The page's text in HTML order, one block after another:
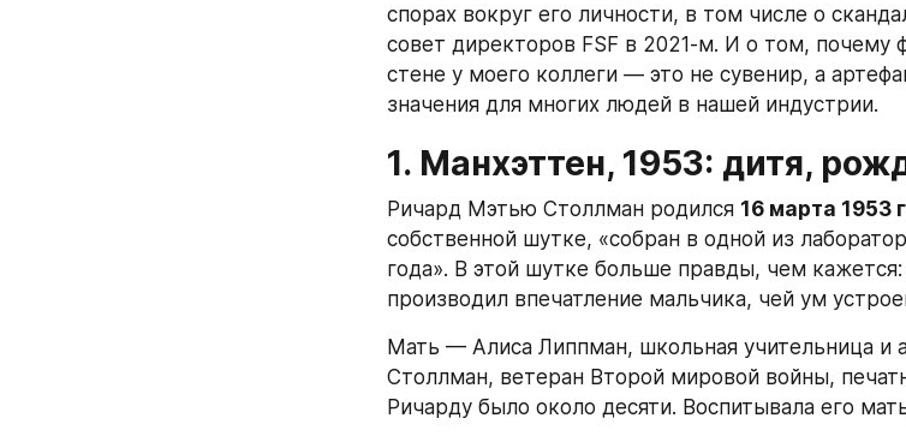
спорах вокруг его личности, в том числе о
совет директоров FSF в 2021-м. И о том, почему
стене у моего коллеги — это не сувенир, а
значения для многих людей в нашей индустрии.
1. Манхэттен, 1953: дитя,
Ричард Мэтью Столлман родился 16 марта 1953
собственной шутке, «собран в одной из
года». В этой шутке больше правды, чем
производил впечатление мальчика, чей ум
Мать — Алиса Липпман, школьная учительница и
Столлман, ветеран Второй мировой войны,
Ричарду было около десяти. Воспитывала его